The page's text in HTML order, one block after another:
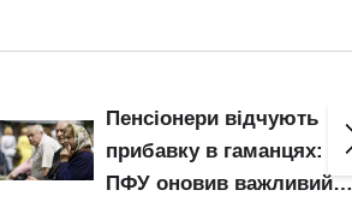
100 000 кв.м складів
знищено під Києвом: як
подорожчають продукти